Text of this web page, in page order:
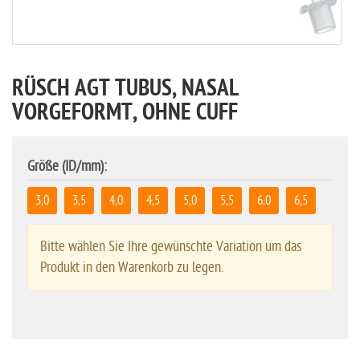
RÜSCH AGT TUBUS, NASAL
VORGEFORMT, OHNE CUFF
Größe (ID/mm):
3,0 3,5 4,0 4,5 5,0 5,5 6,0 6,5
Bitte wählen Sie Ihre gewünschte Variation um das
Produkt in den Warenkorb zu legen.